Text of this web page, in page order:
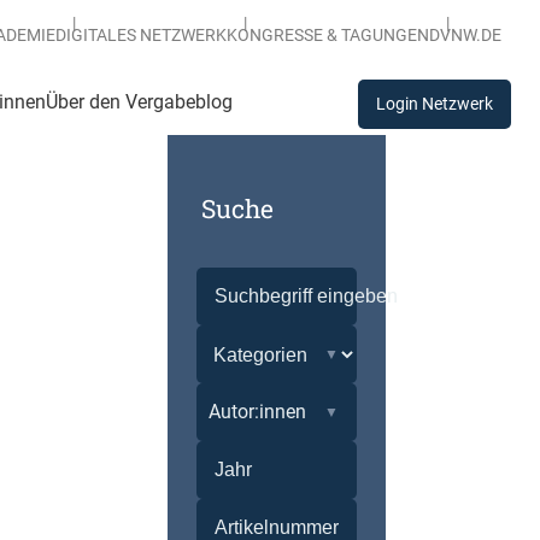
DIGITALES NETZWERKKONGRESSE & TAGUNGENDVNW.DE
Über den Vergabeblog Login Netzwerk
Suche
Autor:innen